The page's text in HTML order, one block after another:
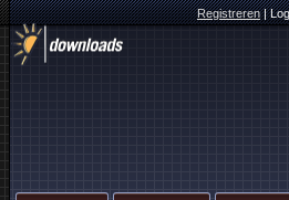
Registreren|